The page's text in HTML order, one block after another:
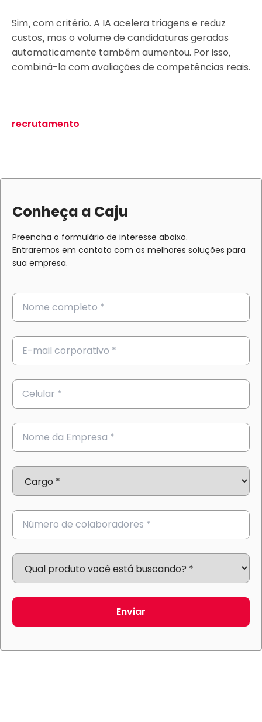
Sim, com critério. A IA acelera triagens e reduz
custos, mas o volume de candidaturas geradas
automaticamente também aumentou. Por isso,
combiná-la com avaliações de competências reais.
recrutamento
Conheça a Caju
Preencha o formulário de interesse abaixo.
Entraremos em contato com as melhores soluções para
sua empresa.
Enviar